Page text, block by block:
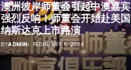
澳洲彼岸师董会引起中澳嘉宾
强烈反响！师董会开始赴美国
纳斯达克上市路演
BYADMIN FEBRUARY 5, 2024